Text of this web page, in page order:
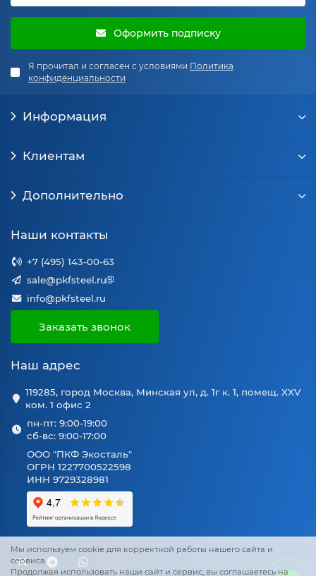
Мы используем cookie для корректной работы нашего сайта и
сервиса.
Продолжая использовать наши сайт и сервис, вы соглашаетесь на
Оформить подписку
Я прочитал и согласен с условиями Политика
конфиденциальности
Информация
Клиентам
Дополнительно
Наши контакты
+7 (495) 143-00-63
sale@pkfsteel.ru
info@pkfsteel.ru
Заказать звонок
Наш адрес
119285, город Москва, Минская ул, д. 1г к. 1, помещ. XXV
ком. 1 офис 2
пн-пт: 9:00-19:00
сб-вс: 9:00-17:00
ООО "ПКФ Экосталь"
ОГРН 1227700522598
ИНН 9729328981